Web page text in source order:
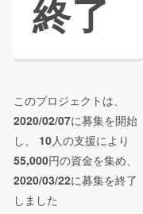
終了
このプロジェクトは、
2020/02/07に募集を開始
し、 10人の支援により
55,000円の資金を集め、
2020/03/22に募集を終了
しました